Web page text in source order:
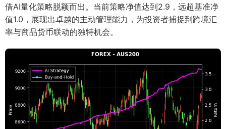
借AI量化策略脱颖而出。当前策略净值达到2.9，远超基准净
值1.0，展现出卓越的主动管理能力，为投资者捕捉到跨境汇
率与商品货币联动的独特机会。